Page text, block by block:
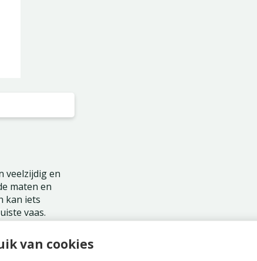
van cookies
veelzijdig en
maten en
kan iets
vaas.